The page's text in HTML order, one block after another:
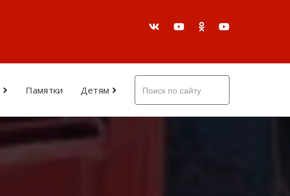
Памятки Детям